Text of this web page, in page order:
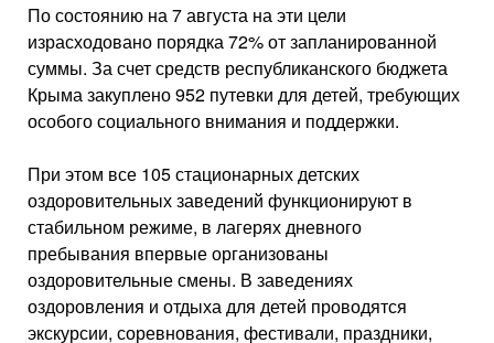
По состоянию на 7 августа на эти цели
израсходовано порядка 72% от запланированной
суммы. За счет средств республиканского бюджета
Крыма закуплено 952 путевки для детей, требующих
особого социального внимания и поддержки.
При этом все 105 стационарных детских
оздоровительных заведений функционируют в
стабильном режиме, в лагерях дневного
пребывания впервые организованы
оздоровительные смены. В заведениях
оздоровления и отдыха для детей проводятся
экскурсии, соревнования, фестивали, праздники,